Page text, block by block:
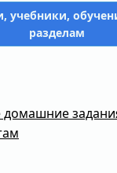
учебники,
разделам
домашние